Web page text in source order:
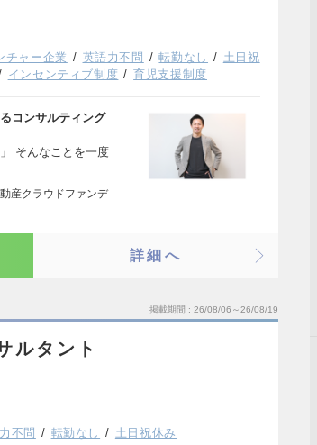
チャー企業 英語力不問 転勤なし
土日祝
インセンティブ制度 育児支援制度
コンサルティング
そんなことを一度
産クラウドファンデ
詳細へ
掲載期間 26/08/06～26/08/19
ルタント
不問 転勤なし 土日祝休み